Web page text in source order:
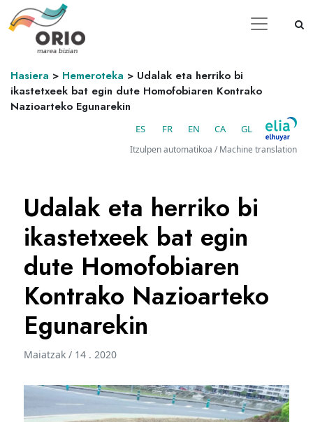
Hasiera > Hemeroteka > Udalak eta herriko bi
ikastetxeek bat egin dute Homofobiaren Kontrako
Nazioarteko Egunarekin
ES FR EN CA GL
Itzulpen automatikoa / Machine translation
Udalak eta herriko bi
ikastetxeek bat egin
dute Homofobiaren
Kontrako Nazioarteko
Egunarekin
Maiatzak / 14 . 2020